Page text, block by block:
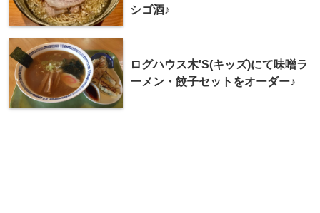
シゴ酒♪
ログハウス木'S(キッズ)にて味噌ラ
ーメン・餃子セットをオーダー♪